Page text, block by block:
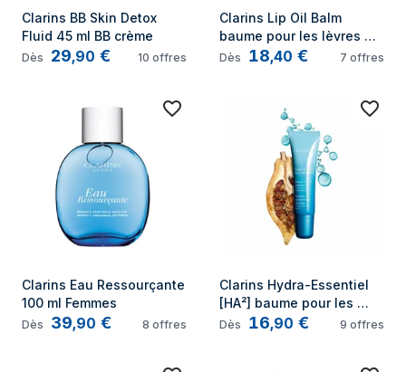
Clarins BB Skin Detox
Fluid 45 ml BB crème
Dès 29,90 € 10 offres
Clarins Lip Oil Balm
baume pour les lèvres
Beaume pour les lèvres
Dès 18,40 € 7 offres
Clarins Eau Ressourçante
100 ml Femmes
Dès 39,90 € 8 offres
Clarins Hydra-Essentiel
[HA²] baume pour les
lèvres Beaume pour les
Dès 16,90 € 9 offres